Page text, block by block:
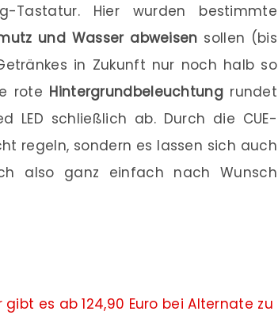
Tastatur. Hier wurden bestimmte
und Wasser abweisen sollen (bis
in Zukunft nur noch halb so
rote Hintergrundbeleuchtungrundet
LED schließlich ab. Durch die CUE-
regeln, sondern es lassen sich auch
also ganz einfach nach Wunsch
es ab 124,90 Euro bei Alternate zu